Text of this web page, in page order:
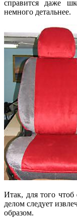
справится даже
немного детальнее.
Итак, для того
делом следует
образом.